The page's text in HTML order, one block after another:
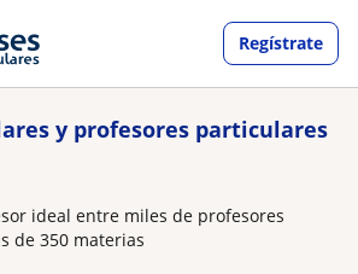
Regístrate
y profesores particulares
ideal entre miles de profesores
de 350 materias